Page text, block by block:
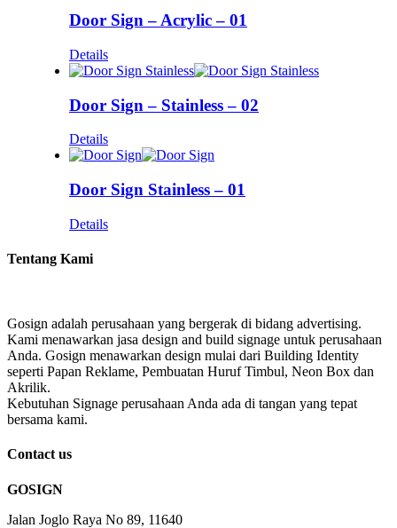
Door Sign – Acrylic – 01
Details
Door Sign – Stainless – 02
Details
Door Sign Stainless – 01
Details
Tentang Kami
Gosign adalah perusahaan yang bergerak di bidang advertising.
Kami menawarkan jasa design and build signage untuk perusahaan
Anda. Gosign menawarkan design mulai dari Building Identity
seperti Papan Reklame, Pembuatan Huruf Timbul, Neon Box dan
Akrilik.
Kebutuhan Signage perusahaan Anda ada di tangan yang tepat
bersama kami.
Contact us
GOSIGN
Jalan Joglo Raya No 89, 11640